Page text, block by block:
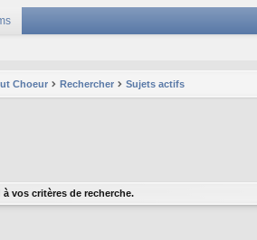
Choeur Rechercher Sujets actifs
vos critères de recherche.